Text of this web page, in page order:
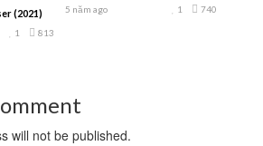
(2021)
813
1
5 năm ago 740
1
will not be published.